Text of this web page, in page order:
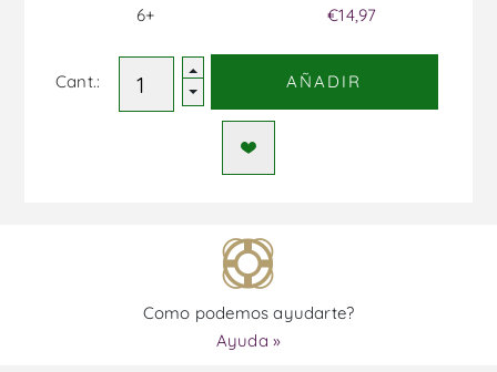
6+
€14,97
Cant.: AÑADIR
Como podemos ayudarte?
Ayuda »